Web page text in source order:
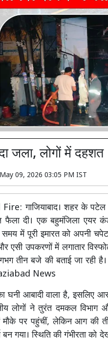
जला, लोगों में दहशत
May 09, 2026 03:05 PM IST
गाजियाबाद। शहर के
फैला दी। एक बहुमंजिला एयर
में पूरी इमारत को अपनी
एसी उपकरणों में लगातार
तीन बजे की बताई जा
News
घनी आबादी वाला है,
लोगों ने तुरंत दमकल
मौके पर पहुंचीं, लेकिन आग की
बन गया। स्थिति की गंभीरता